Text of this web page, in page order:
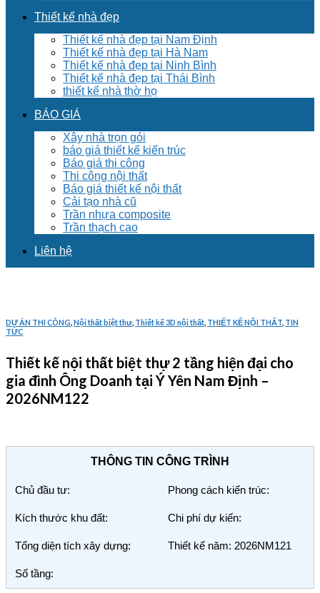
Thiết kế nhà đẹp
Thiết kế nhà đẹp tại Nam Định
Thiết kế nhà đẹp tại Hà Nam
Thiết kế nhà đẹp tại Ninh Bình
Thiết kế nhà đẹp tại Thái Bình
thiết kế nhà thờ họ
BÁO GIÁ
Xây nhà trọn gói
báo giá thiết kế kiến trúc
Báo giá thi công
Thi công nội thất
Báo giá thiết kế nội thất
Cải tạo nhà cũ
Trần nhựa composite
Trần thạch cao
Liên hệ
DỰ ÁN THI CÔNG Nội thất biệt thư Thiết kế 3D nội thất THIẾT KẾ NỘI THẤT TIN
TỨC
Thiết kế nội thất biệt thự 2 tầng hiện đại cho
gia đình Ông Doanh tại Ý Yên Nam Định –
2026NM122
THÔNG TIN CÔNG TRÌNH
Chủ đầu tư: Phong cách kiến trúc:
Kích thước khu đất: Chi phí dự kiến:
Tổng diện tích xây dựng: Thiết kế năm: 2026NM121
Số tầng: